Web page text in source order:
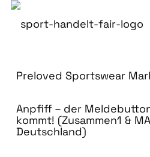
Preloved Sportswear
Anpfiff – der
kommt! (Zusammen1 &
Deutschland)